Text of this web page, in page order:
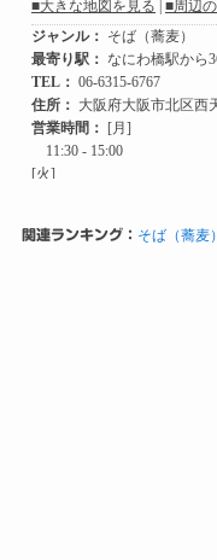
関連ランキング： そば（蕎麦）